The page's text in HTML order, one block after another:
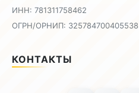
ИНН: 781311758462
ОГРН/ОРНИП: 325784700405538
КОНТАКТЫ